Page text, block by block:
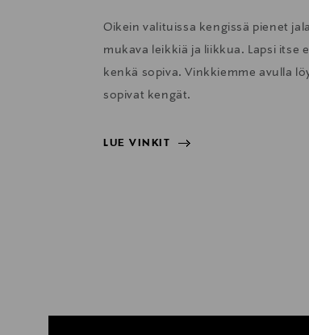
Oikein valituissa kengissä pienet
mukava leikkiä ja liikkua. Lapsi itse
kenkä sopiva. Vinkkiemme avulla
sopivat kengät.
LUE VINKIT